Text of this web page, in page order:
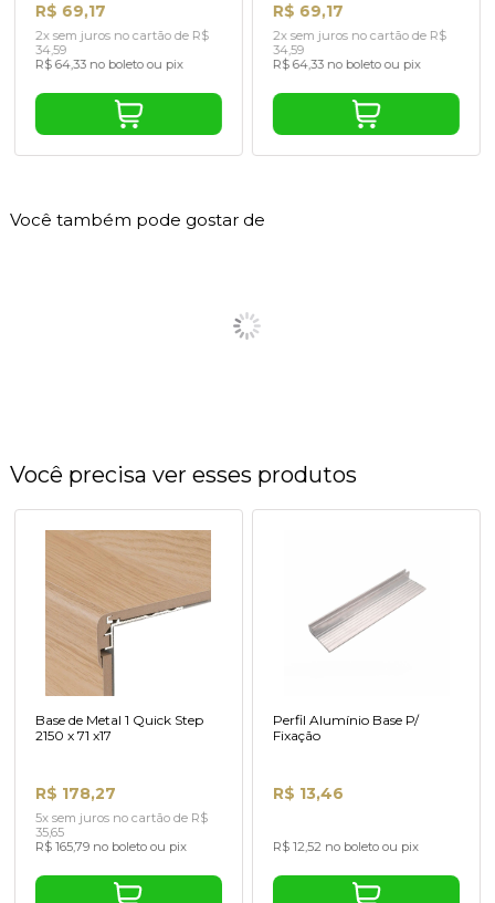
R$ 69,17
2x sem juros no cartão de R$
34,59
R$ 64,33 no boleto ou pix
R$ 69,17
2x sem juros no cartão de R$
34,59
R$ 64,33 no boleto ou pix
Você também pode gostar de
Você precisa ver esses produtos
Base de Metal 1 Quick Step
2150 x 71 x17
R$ 178,27
5x sem juros no cartão de R$
35,65
R$ 165,79 no boleto ou pix
Perfil Alumínio Base P/
Fixação
R$ 13,46
R$ 12,52 no boleto ou pix